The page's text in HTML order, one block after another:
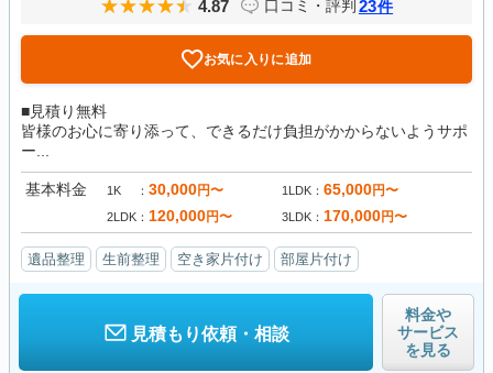
4.87 口コミ・評判 23件
お気に入りに追加
■見積り無料
皆様のお心に寄り添って、できるだけ負担がかからないようサポ
ー...
基本料金 1K 30,000円〜 1LDK 65,000円〜
2LDK 120,000円〜 3LDK 170,000円〜
遺品整理 生前整理 空き家片付け 部屋片付け
見積もり依頼・相談
料金や
サービス
を見る